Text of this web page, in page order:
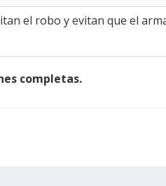
el robo y evitan que el
completas.